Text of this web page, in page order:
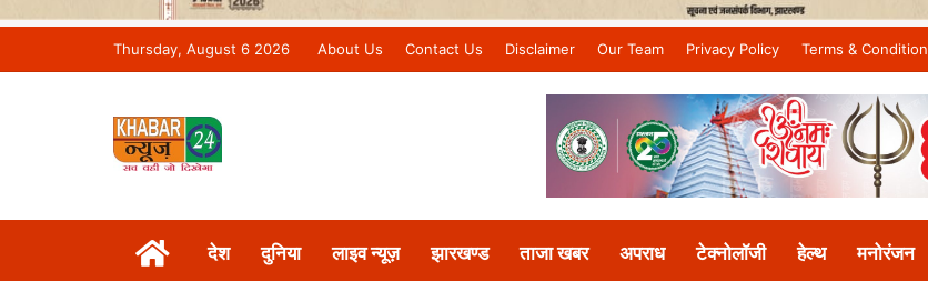
Thursday, August 6 2026 About Us Contact Us Disclaimer Our Team Privacy Policy Terms & Condition
Khabar 24 News Tv | Bihar/Jharkhand No.1 News Channel
देश दुनिया लाइव न्यूज़ झारखण्ड ताजा खबर अपराध टेक्नोलॉजी हेल्थ मनोरंजन